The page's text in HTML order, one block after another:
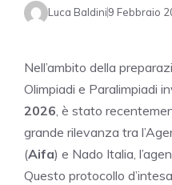
Luca Baldini9 Febbraio
Nell’ambito della
Olimpiadi e Paralimpiadi
2026 , è stato
grande rilevanza tra
(Aifa) e Nado Italia,
Questo protocollo